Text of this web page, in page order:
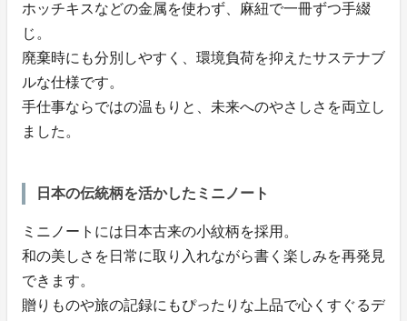
ホッチキスなどの金属を使わず、麻紐で一冊ずつ手綴
じ。
廃棄時にも分別しやすく、環境負荷を抑えたサステナブ
ルな仕様です。
手仕事ならではの温もりと、未来へのやさしさを両立し
ました。
日本の伝統柄を活かしたミニノート
ミニノートには日本古来の小紋柄を採用。
和の美しさを日常に取り入れながら書く楽しみを再発見
できます。
贈りものや旅の記録にもぴったりな上品で心くすぐるデ